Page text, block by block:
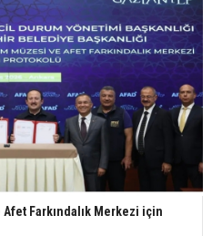
tatil mi?
gerçekleşiyor... Dondurulmuş
döndürecek keşif
Mahmut Tuncer estetik operasyon
hali gündem oldu
Farkındalık Merkezi için